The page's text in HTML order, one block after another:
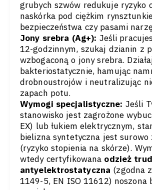
grubych szwów redukuje ryzyko
naskórka pod ciężkim
bezpieczeństwa czy pasami
Jony srebra (Ag+): Jeśli
12-godzinnym, szukaj dzianin z
wzbogaconą o jony srebra.
bakteriostatycznie, hamując
drobnoustrojów i neutralizując
zapach potu.
Wymogi specjalistyczne: Jeśli
stanowisko jest zagrożone
EX) lub łukiem elektrycznym,
bielizna syntetyczna jest surowo
(ryzyko stopienia na skórze).
wtedy certyfikowana odzież
antyelektrostatyczna (zgodna
1149-5, EN ISO 11612) noszona